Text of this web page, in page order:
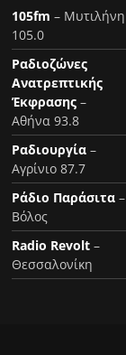
105fm – Μυτιλήνη
105.0
Ραδιοζώνες
Ανατρεπτικής
Έκφρασης –
Αθήνα 93.8
Ραδιουργία –
Αγρίνιο 87.7
Ράδιο Παράσιτα –
Βόλος
Radio Revolt –
Θεσσαλονίκη